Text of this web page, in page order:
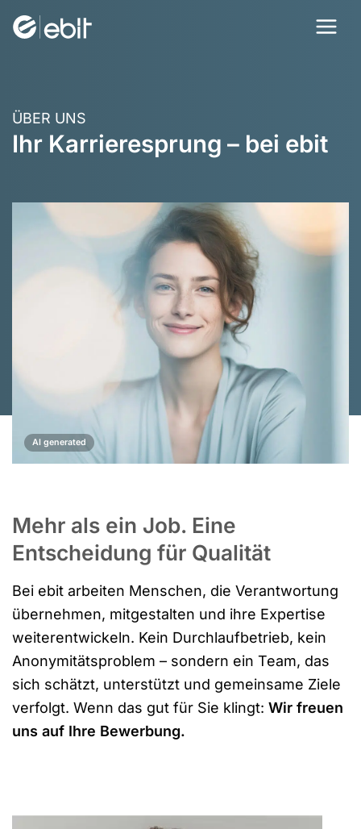
Inhalt
ÜBER UNS
Ihr Karriere­sprung – bei ebit
AI generated
Mehr als ein Job. Eine
Entscheidung für Qualität
Bei ebit arbeiten Menschen, die Verantwortung
übernehmen, mitgestalten und ihre Expertise
weiterentwickeln. Kein Durchlaufbetrieb, kein
Anonymitätsproblem – sondern ein Team, das
sich schätzt, unterstützt und gemeinsame Ziele
verfolgt. Wenn das gut für Sie klingt: Wir freuen
uns auf Ihre Bewerbung.